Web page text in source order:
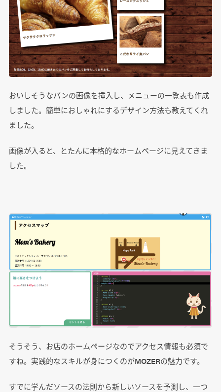
おいしそうなパンの画像を挿入し、メニューの一覧表も作成
しました。簡単におしゃれにするデザイン方法も教えてくれ
ました。
画像が入ると、とたんに本格的なホームページに見えてきま
した。
そうそう、お店のホームページなのでアクセス情報も必須で
すね。実践的なスキルが身につくのがMOZERの魅力です。
すでに学んだソースの法則から新しいソースを予測し、一つ